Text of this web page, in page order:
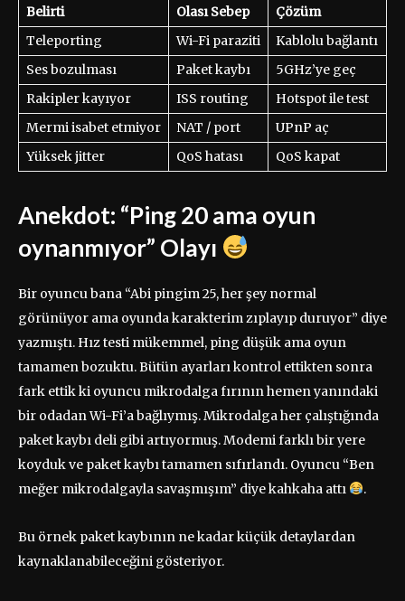
Belirti Olası Sebep
Çözüm
Teleporting
Wi-Fi paraziti
Kablolu bağlantı
Ses bozulması
Paket kaybı
5GHz’ye geç
Rakipler kayıyor
ISS routing
Hotspot ile test
Mermi isabet etmiyor
NAT / port
UPnP aç
Yüksek jitter
QoS hatası QoS kapat
Anekdot: “Ping 20 ama oyun
oynanmıyor” Olayı
Bir oyuncu bana “Abi pingim 25, her şey normal
görünüyor ama oyunda karakterim zıplayıp duruyor” diye
yazmıştı. Hız testi mükemmel, ping düşük ama oyun
tamamen bozuktu. Bütün ayarları kontrol ettikten sonra
fark ettik ki oyuncu mikrodalga fırının hemen yanındaki
bir odadan Wi-Fi’a bağlıymış. Mikrodalga her çalıştığında
paket kaybı deli gibi artıyormuş. Modemi farklı bir yere
koyduk ve paket kaybı tamamen sıfırlandı. Oyuncu “Ben
meğer mikrodalgayla savaşmışım” diye kahkaha attı
.
Bu örnek paket kaybının ne kadar küçük detaylardan
kaynaklanabileceğini gösteriyor.